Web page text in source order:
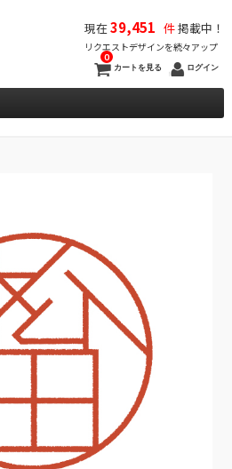
現在39,451 件掲載中！
リクエストデザインを続々アップ
カートを見る
0
ログイン